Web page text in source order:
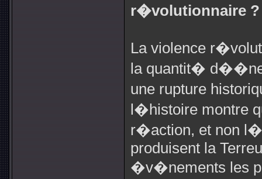
r�volutionnaire ?
La violence
la quantit�
une rupture
l�histoire montre
r�action, et non
produisent la
�v�nements les